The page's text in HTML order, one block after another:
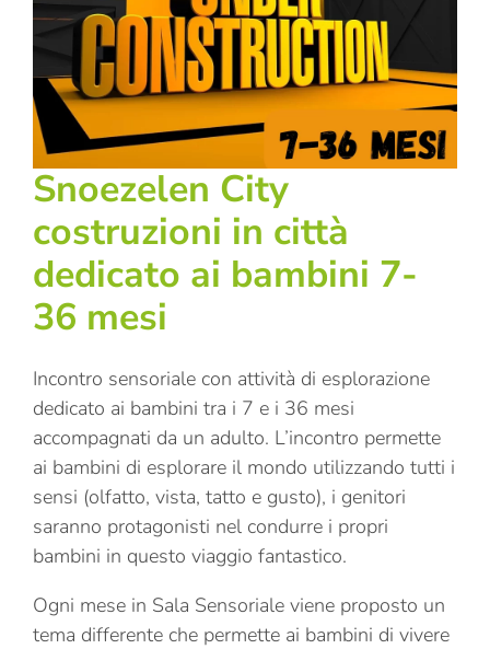
Snoezelen City
costruzioni in città
dedicato ai bambini 7-
36 mesi
Incontro sensoriale con attività di esplorazione
dedicato ai bambini tra i 7 e i 36 mesi
accompagnati da un adulto. L’incontro permette
ai bambini di esplorare il mondo utilizzando tutti i
sensi (olfatto, vista, tatto e gusto), i genitori
saranno protagonisti nel condurre i propri
bambini in questo viaggio fantastico.
Ogni mese in Sala Sensoriale viene proposto un
tema differente che permette ai bambini di vivere